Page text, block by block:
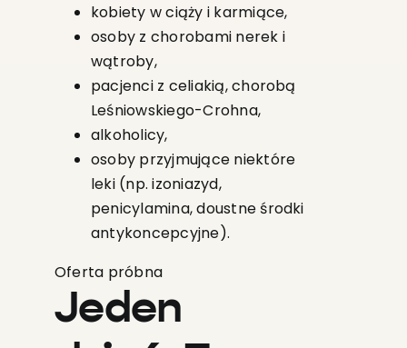
kobiety w ciąży i karmiące,
osoby z chorobami nerek i
wątroby,
pacjenci z celiakią, chorobą
Leśniowskiego-Crohna,
alkoholicy,
osoby przyjmujące niektóre
leki (np. izoniazyd,
penicylamina, doustne środki
antykoncepcyjne).
Oferta próbna
Jeden